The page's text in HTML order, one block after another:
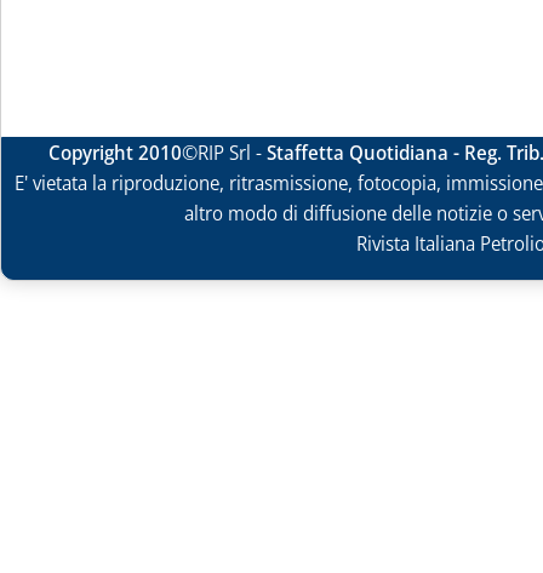
Copyright 2010©RIP Srl -Staffetta Quotidiana - Reg.
E' vietata la riproduzione, ritrasmissione, fotocopia,
altro modo di diffusione delle notizie o
Rivista Italiana